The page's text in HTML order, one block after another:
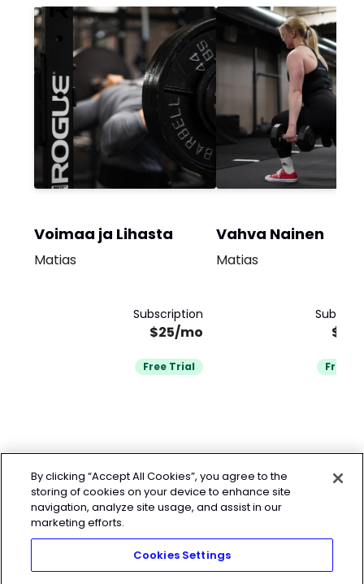
Voimaa ja Lihasta
Matias
Subscription
$25/mo
Free Trial
Vahva Nainen
Matias
Free
By clicking “Accept All Cookies”, you agree to the
storing of cookies on your device to enhance site
navigation, analyze site usage, and assist in our
marketing efforts.
Cookies Settings